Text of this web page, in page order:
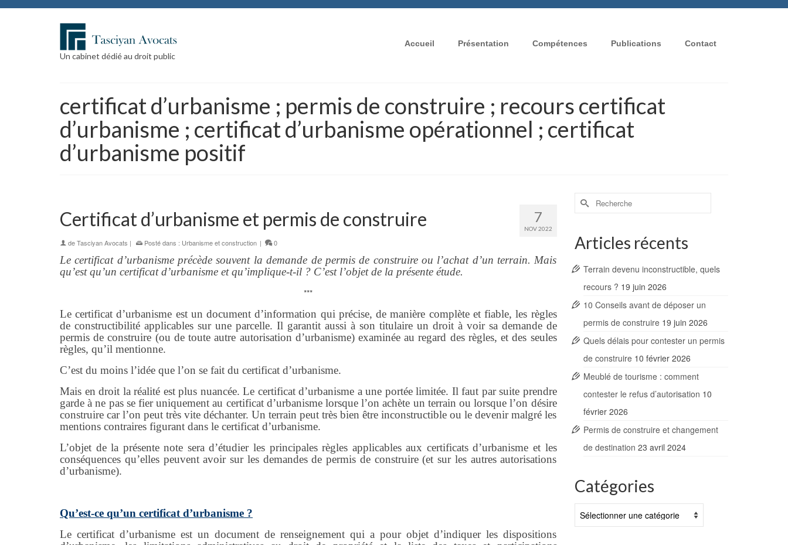
Un cabinet dédié au droit public
Accueil Présentation Compétences Publications Contact
certificat d’urbanisme ; permis de construire ; recours certificat
d’urbanisme ; certificat d’urbanisme opérationnel ; certificat
d’urbanisme positif
7
NOV 2022
Certificat d’urbanisme et permis de construire
deTasciyan Avocats | Posté dans : Urbanisme et construction | 0
Le certificat d’urbanisme précède souvent la demande de permis de construire ou l’achat d’un terrain. Mais
qu’est qu’un certificat d’urbanisme et qu’implique-t-il ? C’est l’objet de la présente étude.
***
Le certificat d’urbanisme est un document d’information qui précise, de manière complète et fiable, les règles
de constructibilité applicables sur une parcelle. Il garantit aussi à son titulaire un droit à voir sa demande de
permis de construire (ou de toute autre autorisation d’urbanisme) examinée au regard des règles, et des seules
règles, qu’il mentionne.
C’est du moins l’idée que l’on se fait du certificat d’urbanisme.
Mais en droit la réalité est plus nuancée. Le certificat d’urbanisme a une portée limitée. Il faut par suite prendre
garde à ne pas se fier uniquement au certificat d’urbanisme lorsque l’on achète un terrain ou lorsque l’on désire
construire car l’on peut très vite déchanter. Un terrain peut très bien être inconstructible ou le devenir malgré les
mentions contraires figurant dans le certificat d’urbanisme.
L’objet de la présente note sera d’étudier les principales règles applicables aux certificats d’urbanisme et les
conséquences qu’elles peuvent avoir sur les demandes de permis de construire (et sur les autres autorisations
d’urbanisme).
Qu’est-ce qu’un certificat d’urbanisme ?
Le certificat d’urbanisme est un document de renseignement qui a pour objet d’indiquer les dispositions
Rechercher :
Articles récents
Terrain devenu inconstructible, quels
recours ? 19 juin 2026
10 Conseils avant de déposer un
permis de construire 19 juin 2026
Quels délais pour contester un permis
de construire 10 février 2026
Meublé de tourisme : comment
contester le refus d’autorisation 10
février 2026
Permis de construire et changement
de destination 23 avril 2024
Catégories